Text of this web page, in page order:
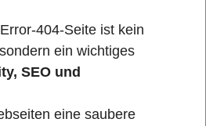
404-Seite ist kein
ein wichtiges
SEO und
eine saubere